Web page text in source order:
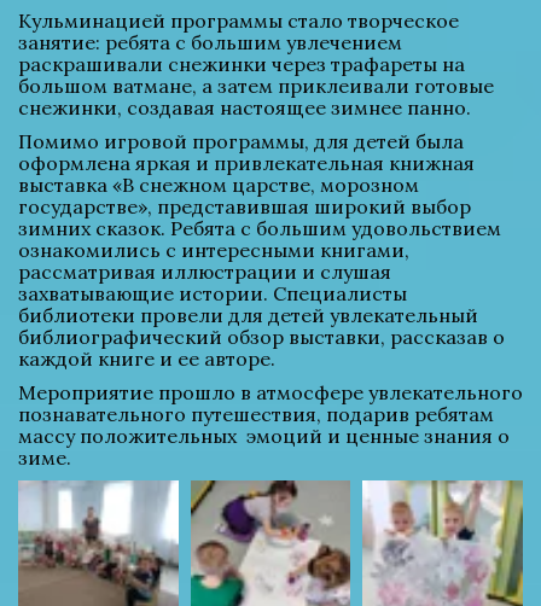
Кульминацией программы стало творческое
занятие: ребята с большим увлечением
раскрашивали снежинки через трафареты на
большом ватмане, а затем приклеивали готовые
снежинки, создавая настоящее зимнее панно.
Помимо игровой программы, для детей была
оформлена яркая и привлекательная книжная
выставка «В снежном царстве, морозном
государстве», представившая широкий выбор
зимних сказок. Ребята с большим удовольствием
ознакомились с интересными книгами,
рассматривая иллюстрации и слушая
захватывающие истории. Специалисты
библиотеки провели для детей увлекательный
библиографический обзор выставки, рассказав о
каждой книге и ее авторе.
Мероприятие прошло в атмосфере увлекательного
познавательного путешествия, подарив ребятам
массу положительных  эмоций и ценные знания о
зиме.